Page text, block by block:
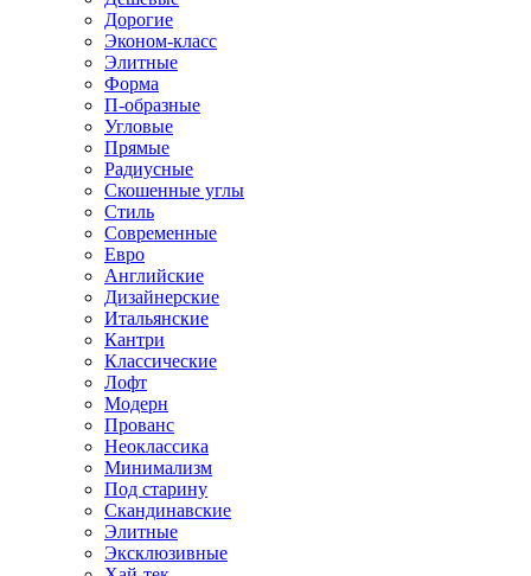
Дорогие
Эконом-класс
Элитные
Форма
П-образные
Угловые
Прямые
Радиусные
Скошенные углы
Стиль
Современные
Евро
Английские
Дизайнерские
Итальянские
Кантри
Классические
Лофт
Модерн
Прованс
Неоклассика
Минимализм
Под старину
Скандинавские
Элитные
Эксклюзивные